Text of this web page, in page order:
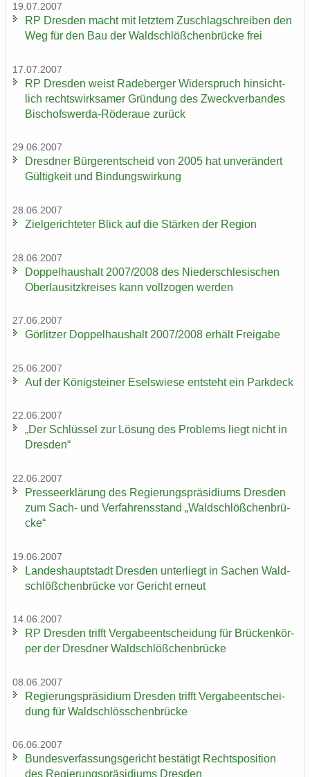
19.07.2007
RP Dres­den macht mit letz­tem Zu­schlag­schrei­ben den
Weg für den Bau der Wald­schlöß­chen­brü­cke frei
17.07.2007
RP Dres­den weist Ra­de­ber­ger Wi­der­spruch hin­sicht­
lich rechts­wirk­sa­mer Grün­dung des Zweck­ver­ban­des
Bischofswerda-​Röderaue zu­rück
29.06.2007
Dresd­ner Bür­ger­ent­scheid von 2005 hat un­ver­än­dert
Gül­tig­keit und Bin­dungs­wir­kung
28.06.2007
Ziel­ge­rich­te­ter Blick auf die Stär­ken der Re­gi­on
28.06.2007
Dop­pel­haus­halt 2007/2008 des Nie­der­schle­si­schen
Ober­lau­sitz­krei­ses kann voll­zo­gen wer­den
27.06.2007
Gör­lit­zer Dop­pel­haus­halt 2007/2008 er­hält Frei­ga­be
25.06.2007
Auf der Kö­nig­stei­ner Esels­wie­se ent­steht ein Park­deck
22.06.2007
„Der Schlüs­sel zur Lö­sung des Pro­blems liegt nicht in
Dres­den“
22.06.2007
Pres­se­er­klä­rung des Re­gie­rungs­prä­si­di­ums Dres­den
zum Sach- und Ver­fah­rens­stand „Wald­schlöß­chen­brü­
cke“
19.06.2007
Lan­des­haupt­stadt Dres­den un­ter­liegt in Sa­chen Wald­
schlöß­chen­brü­cke vor Ge­richt er­neut
14.06.2007
RP Dres­den trifft Ver­ga­be­ent­schei­dung für Brü­cken­kör­
per der Dresd­ner Wald­schlöß­chen­brü­cke
08.06.2007
Re­gie­rungs­prä­si­di­um Dres­den trifft Ver­ga­be­ent­schei­
dung für Wald­schlöss­chen­brü­cke
06.06.2007
Bun­des­ver­fas­sungs­ge­richt be­stä­tigt Rechts­po­si­ti­on
des Re­gie­rungs­prä­si­di­ums Dres­den